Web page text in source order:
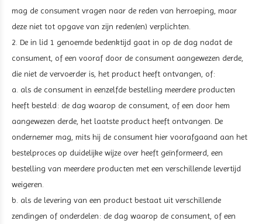
mag de consument vragen naar de reden van herroeping, maar
deze niet tot opgave van zijn reden(en) verplichten.
2. De in lid 1 genoemde bedenktijd gaat in op de dag nadat de
consument, of een vooraf door de consument aangewezen derde,
die niet de vervoerder is, het product heeft ontvangen, of:
a. als de consument in eenzelfde bestelling meerdere producten
heeft besteld: de dag waarop de consument, of een door hem
aangewezen derde, het laatste product heeft ontvangen. De
ondernemer mag, mits hij de consument hier voorafgaand aan het
bestelproces op duidelijke wijze over heeft geïnformeerd, een
bestelling van meerdere producten met een verschillende levertijd
weigeren.
b. als de levering van een product bestaat uit verschillende
zendingen of onderdelen: de dag waarop de consument, of een